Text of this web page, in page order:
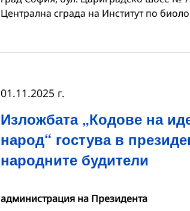
Централна сграда на Институт по
Изложбата „Кодове на
народ“ гостува в
народните будители
01.11.2025 г.
администрация на Президента